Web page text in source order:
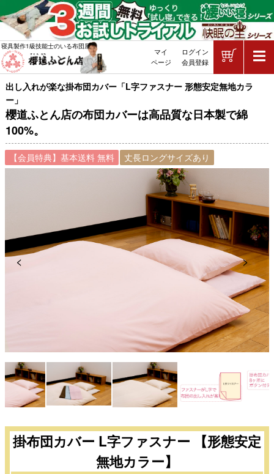
櫻道ふとん店の布団カバーは高品質な日本製で綿
100%。
出し入れが楽な掛布団カバー「L字ファスナー 形態安定無地カラ
ー」
敷布団・掛け布団・羽毛布団・マ
寝具製作1級技能士のいる布団屋
マイ
ページ
ログイン
会員登録
【会員特典】基本送料 無料 丈長ロングサイズあり
Next
掛布団カバー L字ファスナー 【形態安定
無地カラー】